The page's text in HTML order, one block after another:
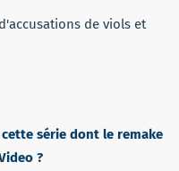
de viols et
série dont le remake
?